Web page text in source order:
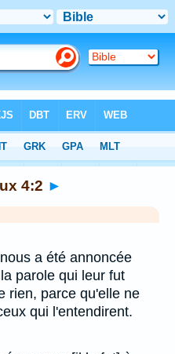
4:2 ►
a été annoncée
parole qui leur fut
rien, parce qu'elle ne
qui l'entendirent.